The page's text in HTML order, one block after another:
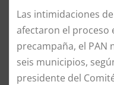
Las intimidaciones
afectaron el proceso
precampaña, el PAN
seis municipios,
presidente del